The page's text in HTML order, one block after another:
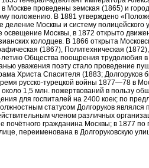
Москве проведены земская (1865) и
положению. В 1881 утверждено
деление Москвы и систему полицейского
освещение Москвы, в 1872 открыто
колодцев. В 1866 открыта
(1867), Политехническая
летию Общества поощрения трудолюбия
уважения поэту стало проведение
Христа Спасителя (1883;
русско-турецкой войны 1877—78 в
около 1,5 млн. пожертвований в пользу
для госпиталей на 2400 коек; по
статусом Долгоруков
членом различных
почётного гражданина Москвы; в 1877
переименована в Долгоруковскую